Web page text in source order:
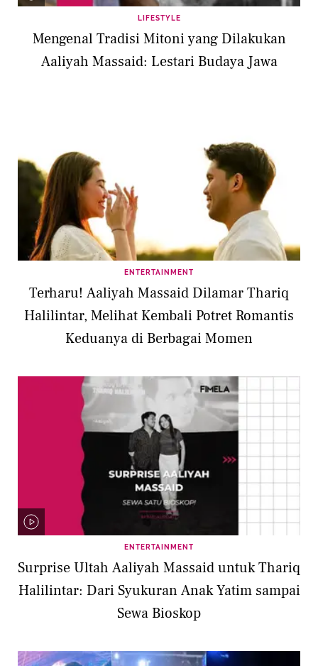
LIFESTYLE
Mengenal Tradisi Mitoni yang Dilakukan
Aaliyah Massaid: Lestari Budaya Jawa
ENTERTAINMENT
Terharu! Aaliyah Massaid Dilamar Thariq
Halilintar, Melihat Kembali Potret Romantis
Keduanya di Berbagai Momen
ENTERTAINMENT
Surprise Ultah Aaliyah Massaid untuk Thariq
Halilintar: Dari Syukuran Anak Yatim sampai
Sewa Bioskop